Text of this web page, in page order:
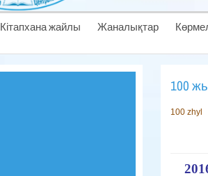
Кітапхана жайлы Жаналықтар
100
100 zhyl